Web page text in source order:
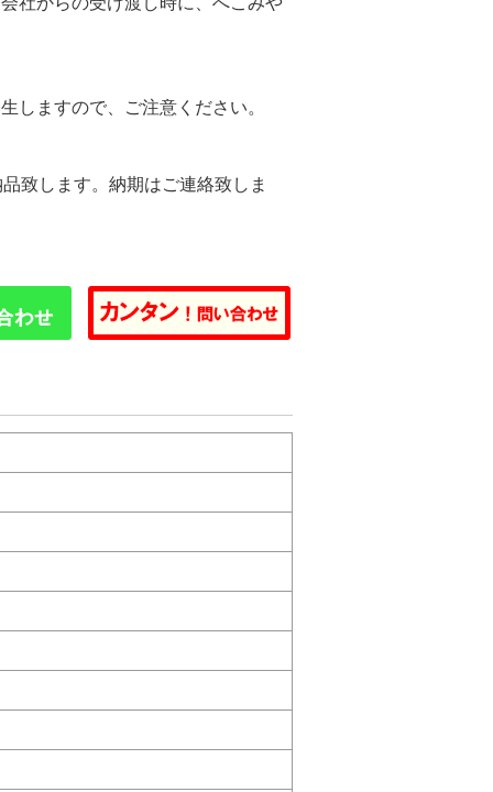
しますので、ご注意ください。
致します。納期はご連絡致しま